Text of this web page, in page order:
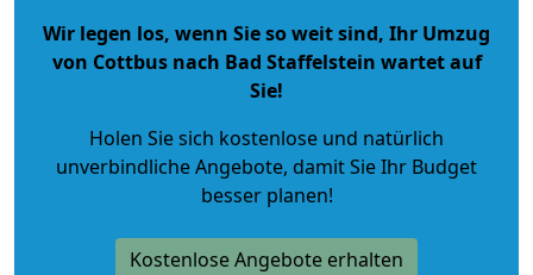
Wir legen los, wenn Sie so weit sind, Ihr Umzug
von Cottbus nach Bad Staffelstein wartet auf
Sie!
Holen Sie sich kostenlose und natürlich
unverbindliche Angebote, damit Sie Ihr Budget
besser planen!
Kostenlose Angebote erhalten